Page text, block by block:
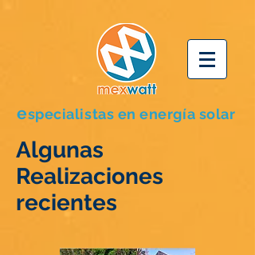
especialistas en energía solar
Algunas
Realizaciones
recientes